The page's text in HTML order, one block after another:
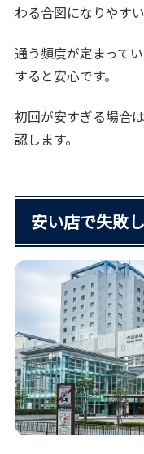
わる合図になりやすい
通う頻度が定まって
すると安心です。
初回が安すぎる場合
認します。
安い店で失敗